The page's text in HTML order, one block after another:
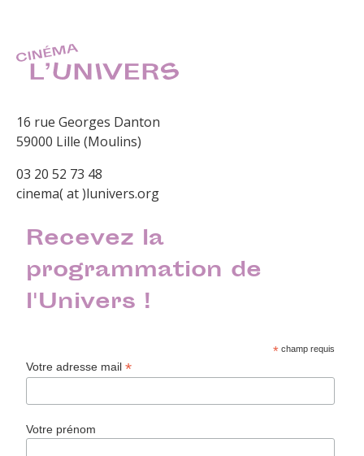
16 rue Georges Danton
59000 Lille (Moulins)
03 20 52 73 48
cinema( at )lunivers.org
Recevez la
programmation de
l'Univers !
* champ requis
Votre adresse mail*
Votre prénom